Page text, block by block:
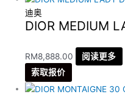
迪奥
DIOR MEDIUM
RM8,888.00
阅读更多
索取报价